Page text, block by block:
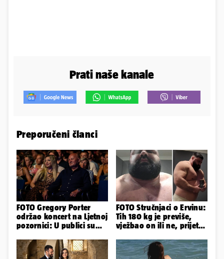
Prati naše kanale
Preporučeni članci
FOTO Gregory Porter
održao koncert na Ljetnoj
pozornici: U publici su
FOTO Stručnjaci o Ervinu:
Tih 180 kg je previše,
vježbao on ili ne, prijete